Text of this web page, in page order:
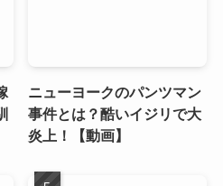
ニューヨークのパンツマン
事件とは？酷いイジリで大
炎上！【動画】